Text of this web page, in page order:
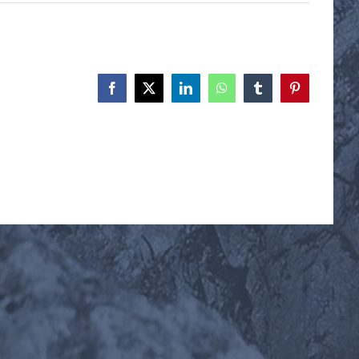
Facebook
X LinkedInWhatsAppTumblrPinterest